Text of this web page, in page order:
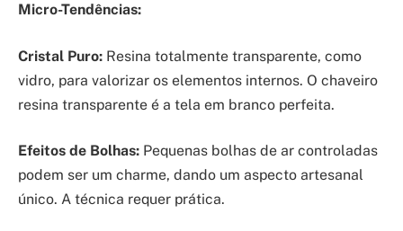
Micro-Tendências:
Cristal Puro: Resina totalmente transparente, como
vidro, para valorizar os elementos internos. O chaveiro
resina transparente é a tela em branco perfeita.
Efeitos de Bolhas: Pequenas bolhas de ar controladas
podem ser um charme, dando um aspecto artesanal
único. A técnica requer prática.